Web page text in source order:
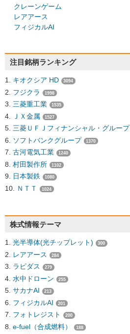
クレーンゲーム
レアアース
フィジカルAI
注目銘柄ランキング
キオクシア HD 3094
フジクラ 1998
三菱重工業 1535
ＪＸ金属 1527
三菱ＵＦＪフィナンシャル・グループ
ソフトバンクグループ 1370
古河電気工業 1240
村田製作所 1102
日本製鉄 1080
ＮＴＴ 1024
株式情報テーマ
光半導体(光チップレット) 300
レアアース 284
ラピダス 279
水中ドローン 255
サカナAI 213
フィジカルAI 201
フォトレジスト 200
e-fuel（合成燃料） 188